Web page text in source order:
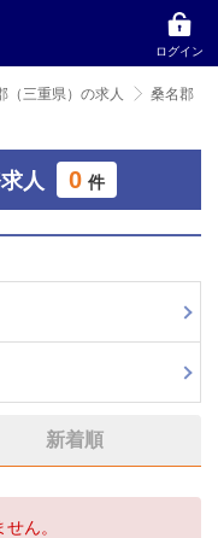
ログイン
（三重県）の求人
桑名郡
人 0 件
新着順
ん。